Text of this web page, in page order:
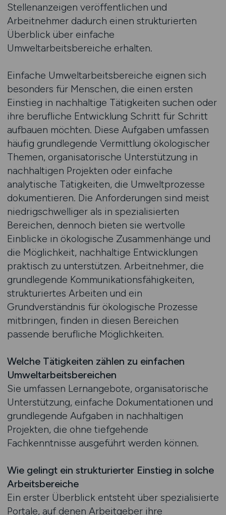
Stellenanzeigen veröffentlichen und
Arbeitnehmer dadurch einen strukturierten
Überblick über einfache
Umweltarbeitsbereiche erhalten.
Einfache Umweltarbeitsbereiche eignen sich
besonders für Menschen, die einen ersten
Einstieg in nachhaltige Tätigkeiten suchen oder
ihre berufliche Entwicklung Schritt für Schritt
aufbauen möchten. Diese Aufgaben umfassen
häufig grundlegende Vermittlung ökologischer
Themen, organisatorische Unterstützung in
nachhaltigen Projekten oder einfache
analytische Tätigkeiten, die Umweltprozesse
dokumentieren. Die Anforderungen sind meist
niedrigschwelliger als in spezialisierten
Bereichen, dennoch bieten sie wertvolle
Einblicke in ökologische Zusammenhänge und
die Möglichkeit, nachhaltige Entwicklungen
praktisch zu unterstützen. Arbeitnehmer, die
grundlegende Kommunikationsfähigkeiten,
strukturiertes Arbeiten und ein
Grundverständnis für ökologische Prozesse
mitbringen, finden in diesen Bereichen
passende berufliche Möglichkeiten.
Welche Tätigkeiten zählen zu einfachen
Umweltarbeitsbereichen
Sie umfassen Lernangebote, organisatorische
Unterstützung, einfache Dokumentationen und
grundlegende Aufgaben in nachhaltigen
Projekten, die ohne tiefgehende
Fachkenntnisse ausgeführt werden können.
Wie gelingt ein strukturierter Einstieg in solche
Arbeitsbereiche
Ein erster Überblick entsteht über spezialisierte
Portale, auf denen Arbeitgeber ihre